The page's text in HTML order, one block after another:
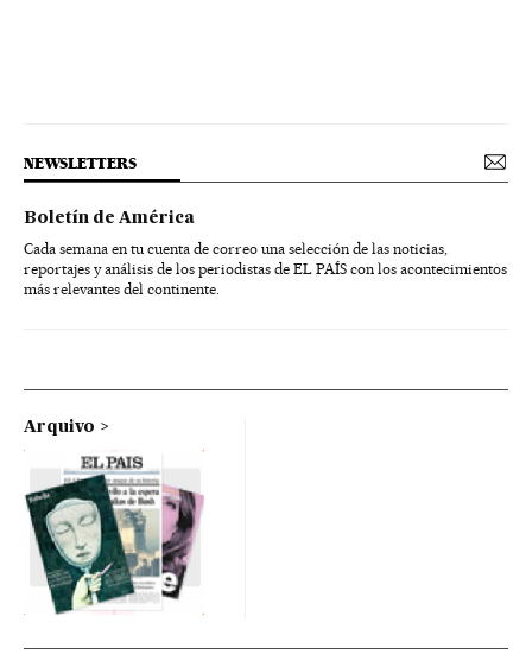
NEWSLETTERS
Boletín de América
Cada semana en tu cuenta de correo una selección de las noticias,
reportajes y análisis de los periodistas de EL PAÍS con los acontecimientos
más relevantes del continente.
Arquivo